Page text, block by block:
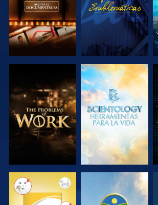
EXPLORA LAS
SERIES
EXPLORA LAS
SERIES
VE VE